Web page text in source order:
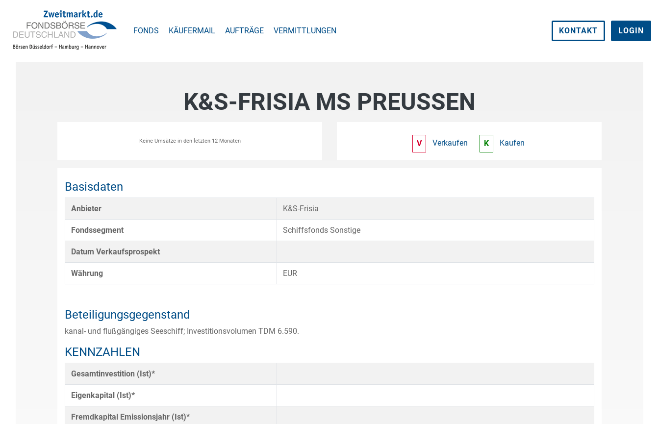
FONDS KÄUFERMAIL AUFTRÄGE VERMITTLUNGEN KONTAKT LOGIN
K&S-FRISIA MS PREUSSEN
Keine Umsätze in den letzten 12 Monaten V Verkaufen K Kaufen
Basisdaten
Anbieter K&S-Frisia
Fondssegment Schiffsfonds Sonstige
Datum Verkaufsprospekt
Währung EUR
Beteiligungsgegenstand
kanal- und flußgängiges Seeschiff; Investitionsvolumen TDM 6.590.
KENNZAHLEN
Gesamtinvestition (Ist)*
Eigenkapital (Ist)*
Fremdkapital Emissionsjahr (Ist)*